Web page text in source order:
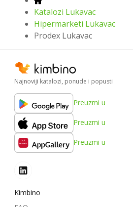
Katalozi Lukavac
Hipermarketi Lukavac
Prodex Lukavac
Najnoviji katalozi, ponude i popusti
Preuzmi u
Preuzmi u
Preuzmi u
Kimbino